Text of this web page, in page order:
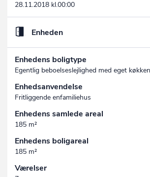
28.11.2018 kl.00:00
Enheden
Enhedens boligtype
Egentlig beboelseslejlighed med eget køkken
Enhedsanvendelse
Fritliggende enfamiliehus
Enhedens samlede areal
185 m²
Enhedens boligareal
185 m²
Værelser